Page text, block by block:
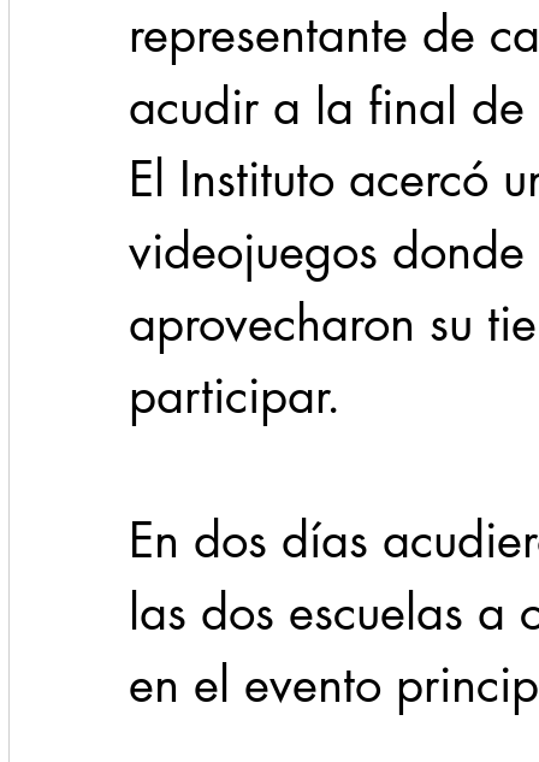
representante de
acudir a la final de
El Instituto acercó
videojuegos
aprovecharon su
participar.
En dos días
las dos escuelas
en el evento